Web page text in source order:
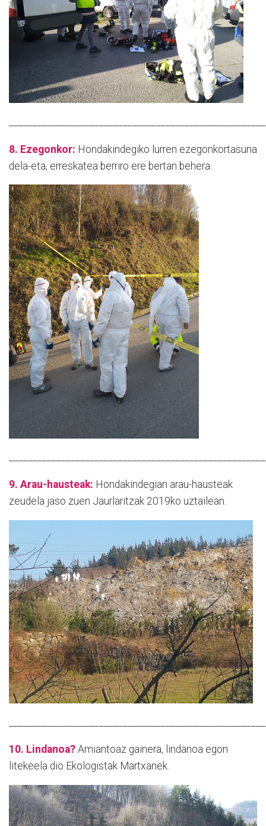
8. Ezegonkor: Hondakindegiko lurren ezegonkortasuna
dela-eta, erreskatea berriro ere bertan behera.
9. Arau-hausteak: Hondakindegian arau-hausteak
zeudela jaso zuen Jaurlaritzak 2019ko uztailean.
10. Lindanoa? Amiantoaz gainera, lindanoa egon
litekeela dio Ekologistak Martxanek.